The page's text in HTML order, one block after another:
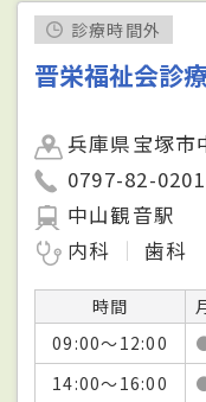
診療時間外
晋栄福祉会診
兵庫県宝塚市
0797-82-0201
中山観音駅
内科
歯科
時間
09:00～12:00
14:00～16:00